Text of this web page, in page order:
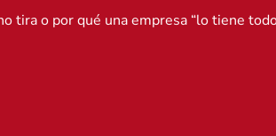
o por qué una empresa “lo tiene